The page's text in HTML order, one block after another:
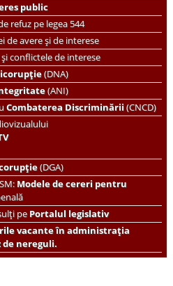
public
refuz pe legea 544
de avere și de interese
conflictele de interese
(DNA)
(ANI)
Combaterea Discriminării(CNCD)
(DGA)
Modele de cereri pentru
pePortalul legislativ
vacante în administrația
de nereguli.